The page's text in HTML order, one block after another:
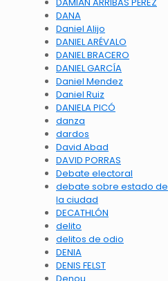
DANA
Daniel Alijo
DANIEL ARÉVALO
DANIEL BRACERO
DANIEL GARCÍA
Daniel Mendez
Daniel Ruiz
DANIELA PICÓ
danza
dardos
David Abad
DAVID PORRAS
Debate electoral
debate sobre estado de
la ciudad
DECATHLÓN
delito
delitos de odio
DENIA
DENIS FELST